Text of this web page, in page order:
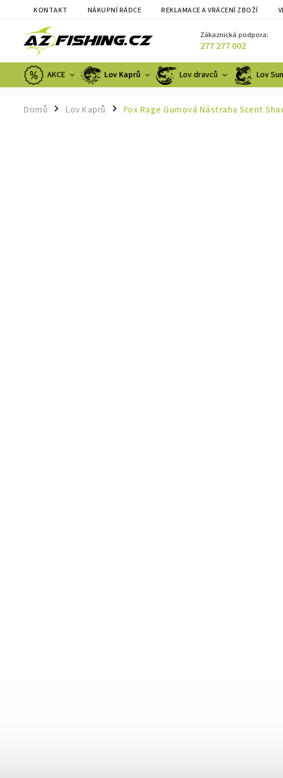
KONTAKT NÁKUPNÍ RÁDCE REKLAMACE A VRÁCENÍ ZBOŽÍ
Zákaznická podpora:
277 277 002
AKCE Lov Kaprů Lov dravců Lov
Domů / Lov Kaprů / Fox Rage Gumová Nástraha Scent